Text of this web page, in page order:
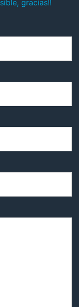
gracias!!